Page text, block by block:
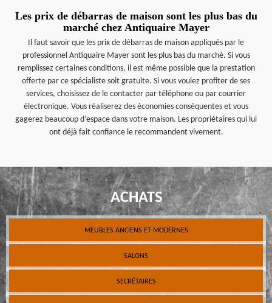
Les prix de débarras de maison sont les plus bas du
marché chez Antiquaire Mayer
Il faut savoir que les prix de débarras de maison appliqués par le
professionnel Antiquaire Mayer sont les plus bas du marché. Si vous
remplissez certaines conditions, il est même possible que la prestation
offerte par ce spécialiste soit gratuite. Si vous voulez profiter de ses
services, choisissez de le contacter par téléphone ou par courrier
électronique. Vous réaliserez des économies conséquentes et vous
gagerez beaucoup d’espace dans votre maison. Les propriétaires qui lui
ont déjà fait confiance le recommandent vivement.
ACHATS
MEUBLES ANCIENS ET MODERNES
SALONS
SECRÉTAIRES